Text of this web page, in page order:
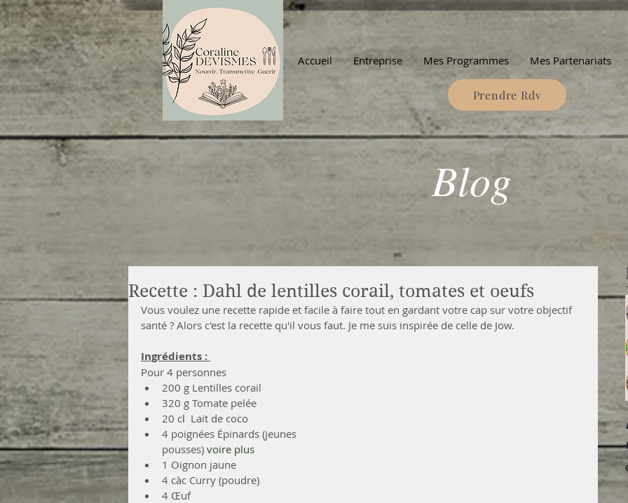
Accueil Entreprise Mes Programmes Mes Partenariats
Prendre Rdv
Blog
Recette : Dahl de lentilles corail, tomates et oeufs
Vous voulez une recette rapide et facile à faire tout en gardant votre cap sur votre objectif
santé ? Alors c'est la recette qu'il vous faut. Je me suis inspirée de celle de Jow.
Ingrédients :
Pour 4 personnes
200 g Lentilles corail
320 g Tomate pelée
20 cl Lait de coco
4 poignées Épinards (jeunes
pousses) voire plus
1 Oignon jaune
4 càc Curry (poudre)
4 Œuf